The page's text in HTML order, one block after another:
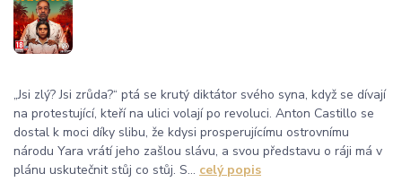
„Jsi zlý? Jsi zrůda?“ ptá se krutý diktátor svého syna, když se dívají
na protestující, kteří na ulici volají po revoluci. Anton Castillo se
dostal k moci díky slibu, že kdysi prosperujícímu ostrovnímu
národu Yara vrátí jeho zašlou slávu, a svou představu o ráji má v
plánu uskutečnit stůj co stůj. S... celý popis